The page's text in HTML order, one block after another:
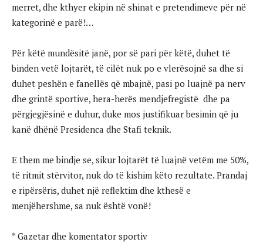
merret, dhe kthyer ekipin në shinat e pretendimeve për në
kategorinë e parë!…
Për këtë mundësitë janë, por së pari për këtë, duhet të
binden vetë lojtarët, të cilët nuk po e vlerësojnë sa dhe si
duhet peshën e fanellës që mbajnë, pasi po luajnë pa nerv
dhe grintë sportive, hera-herës mendjefregistë dhe pa
përgjegjësinë e duhur, duke mos justifikuar besimin që ju
kanë dhënë Presidenca dhe Stafi teknik.
E them me bindje se, sikur lojtarët të luajnë vetëm me 50%,
të ritmit stërvitor, nuk do të kishim këto rezultate. Prandaj
e ripërsëris, duhet një reflektim dhe kthesë e
menjëhershme, sa nuk është vonë!
* Gazetar dhe komentator sportiv